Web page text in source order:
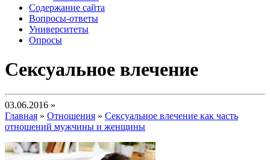
Содержание сайта
Вопросы-ответы
Университеты
Опросы
Сексуальное влечение
03.06.2016 »
Главная » Отношения » Сексуальное влечение как часть
отношений мужчины и женщины